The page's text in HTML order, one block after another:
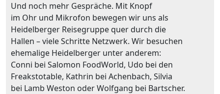
Und noch mehr Gespräche. Mit Knopf
im Ohr und Mikrofon bewegen wir uns als
Heidelberger Reisegruppe quer durch die
Hallen – viele Schritte Netzwerk. Wir besuchen
ehemalige Heidelberger unter anderem:
Conni bei Salomon FoodWorld, Udo bei den
Freakstotable, Kathrin bei Achenbach, Silvia
bei Lamb Weston oder Wolfgang bei Bartscher.